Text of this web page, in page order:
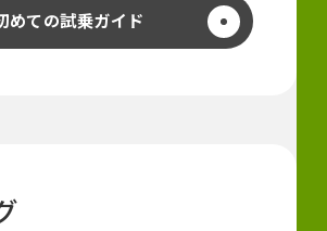
めての試乗ガイド